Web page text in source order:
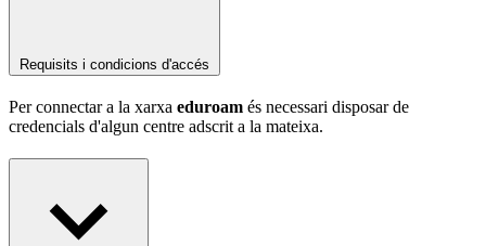
Requisits i condicions d'accés
Per connectar a la xarxa eduroam és necessari disposar de
credencials d'algun centre adscrit a la mateixa.